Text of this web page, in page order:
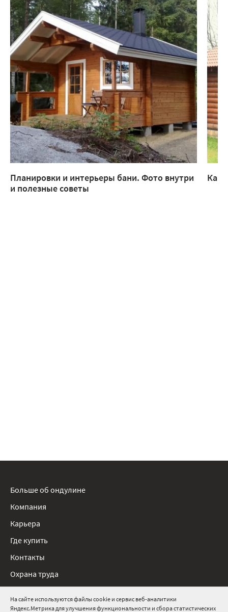
На сайте используются файлы cookie и сервис веб-аналитики
Яндекс.Метрика для улучшения функциональности и сбора статистических
Планировки и интерьеры бани. Фото внутри
и полезные советы
Больше об ондулине
Компания
Карьера
Где купить
Контакты
Охрана труда